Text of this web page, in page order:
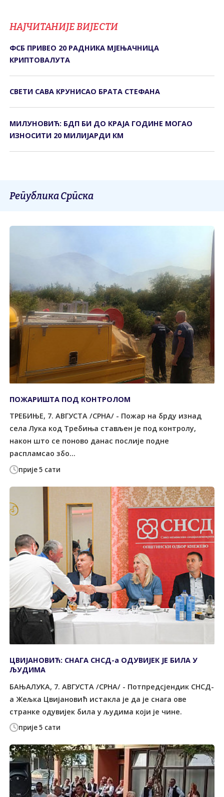
НАЈЧИТАНИЈЕ ВИЈЕСТИ
ФСБ ПРИВЕО 20 РАДНИКА МЈЕЊАЧНИЦА
КРИПТОВАЛУТА
СВЕТИ САВА КРУНИСАО БРАТА СТЕФАНА
МИЛУНОВИЋ: БДП БИ ДО КРАЈА ГОДИНЕ МОГАО
ИЗНОСИТИ 20 МИЛИЈАРДИ КМ
Република Српска
прије 5 сати
ПОЖАРИШТА ПОД КОНTРОЛОМ
ТРЕБИЊЕ, 7. АВГУСТА /СРНА/ - Пожар на брду изнад
села Лука код Tребиња стављен је под контролу,
након што се поново данас послије подне
распламсао збо...
прије 5 сати
ЦВИЈАНОВИЋ: СНАГА СНСД-а ОДУВИЈЕК ЈЕ БИЛА У
ЉУДИМА
БАЊАЛУКА, 7. АВГУСТА /СРНА/ - Потпредсјендик СНСД-
а Жељка Цвијановић истакла је да је снага ове
странке одувијек била у људима који је чине.